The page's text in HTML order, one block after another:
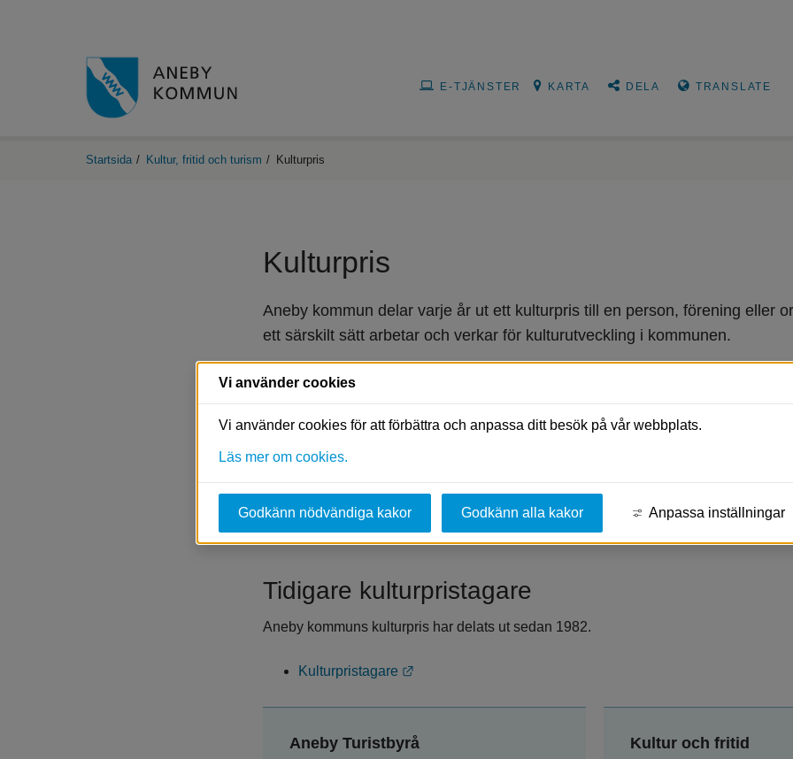
E-TJÄNSTER KARTA DELA TRANSLATE
Startsida / Kultur, fritid och turism / Kulturpris
Kulturpris
Aneby kommun delar varje år ut ett kulturpris till en person, förening eller
ett särskilt sätt arbetar och verkar för kulturutveckling i kommunen.
Nomineringsperioden för årets Kulturpris är
Allmänna utskottet bedömer inkomna nomineringar och beslutar om
samband med nationaldagsfirandet på Fredstorget i Aneby den 6 juni. Pristagaren får
5000 kronor.
Tidigare kulturpristagare
Aneby kommuns kulturpris har delats ut sedan 1982.
Kulturpristagare
Aneby Turistbyrå Kultur och fritid
Vi använder cookies
Vi använder cookies för att förbättra och anpassa ditt besök på vår webbplats.
Läs mer om cookies.
Godkänn nödvändiga kakor Godkänn alla kakor Anpassa inställningar